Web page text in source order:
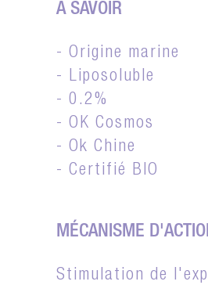
À SAVOIR
- Origine marine
- Liposoluble
- 0.2%
- OK Cosmos
- Ok Chine
- Certifié BIO
MÉCANISME
Stimulation de